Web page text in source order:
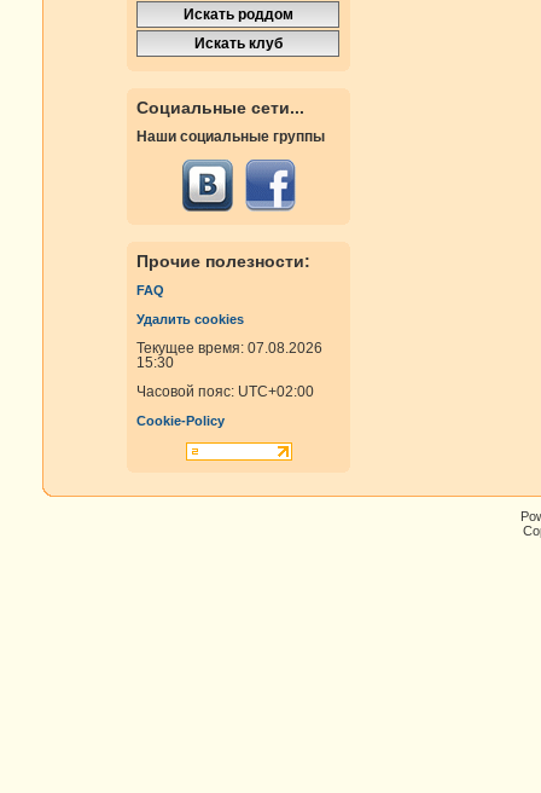
Социальные сети...
Наши социальные группы
Прочие полезности:
FAQ
Удалить cookies
Текущее время: 07.08.2026
15:30
Часовой пояс: UTC+02:00
Cookie-Policy